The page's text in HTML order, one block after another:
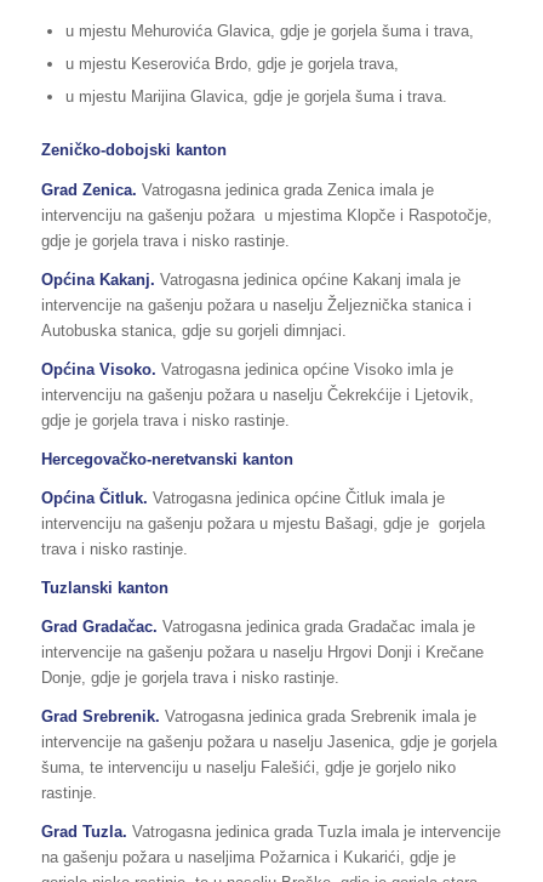
u mjestu Mehurovića Glavica, gdje je gorjela šuma i trava,
u mjestu Keserovića Brdo, gdje je gorjela trava,
u mjestu Marijina Glavica, gdje je gorjela šuma i trava.
Zeničko-dobojski kanton
Grad Zenica. Vatrogasna jedinica grada Zenica imala je
intervenciju na gašenju požara u mjestima Klopče i Raspotočje,
gdje je gorjela trava i nisko rastinje.
Općina Kakanj. Vatrogasna jedinica općine Kakanj imala je
intervencije na gašenju požara u naselju Željeznička stanica i
Autobuska stanica, gdje su gorjeli dimnjaci.
Općina Visoko. Vatrogasna jedinica općine Visoko imla je
intervenciju na gašenju požara u naselju Čekrekćije i Ljetovik,
gdje je gorjela trava i nisko rastinje.
Hercegovačko-neretvanski kanton
Općina Čitluk. Vatrogasna jedinica općine Čitluk imala je
intervenciju na gašenju požara u mjestu Bašagi, gdje je gorjela
trava i nisko rastinje.
Tuzlanski kanton
Grad Gradačac. Vatrogasna jedinica grada Gradačac imala je
intervencije na gašenju požara u naselju Hrgovi Donji i Krečane
Donje, gdje je gorjela trava i nisko rastinje.
Grad Srebrenik. Vatrogasna jedinica grada Srebrenik imala je
intervencije na gašenju požara u naselju Jasenica, gdje je gorjela
šuma, te intervenciju u naselju Falešići, gdje je gorjelo niko
rastinje.
Grad Tuzla. Vatrogasna jedinica grada Tuzla imala je intervencije
na gašenju požara u naseljima Požarnica i Kukarići, gdje je